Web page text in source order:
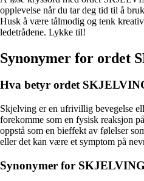
opplevelse når du tar deg tid til å
Husk å være tålmodig og tenk
ledetrådene. Lykke til!
Synonymer for ordet
Hva betyr ordet
Skjelving er en ufrivillig bevegelse
forekomme som en fysisk reaksjon
oppstå som en bieffekt av følelser
eller det kan være et symptom på
Synonymer for